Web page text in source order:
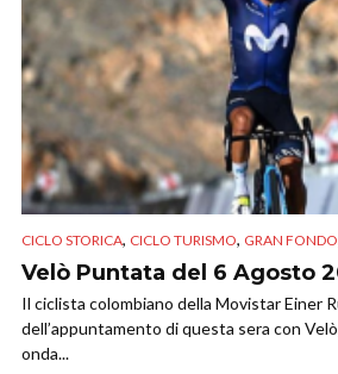
CICLO STORICA, CICLO TURISMO, GRAN FONDO
Velò Puntata del 6 Agosto
Il ciclista colombiano della Movistar Einer
dell’appuntamento di questa sera con
onda...